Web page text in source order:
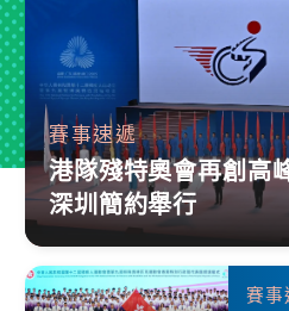
賽事速遞
港隊殘特奧會再創
深圳簡約舉行
賽事